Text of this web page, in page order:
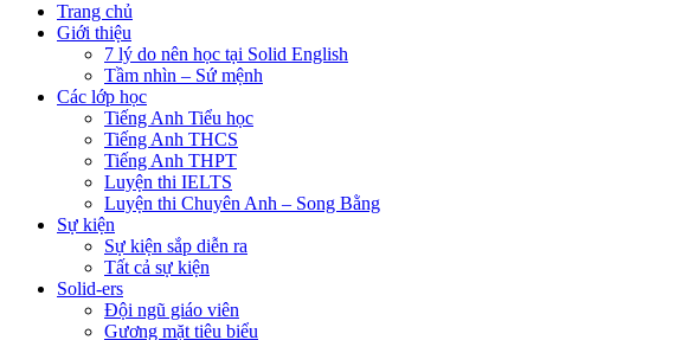
Trang chủ
Giới thiệu
7 lý do nên học tại Solid English
Tầm nhìn – Sứ mệnh
Các lớp học
Tiếng Anh Tiểu học
Tiếng Anh THCS
Tiếng Anh THPT
Luyện thi IELTS
Luyện thi Chuyên Anh – Song Bằng
Sự kiện
Sự kiện sắp diễn ra
Tất cả sự kiện
Solid-ers
Đội ngũ giáo viên
Gương mặt tiêu biểu